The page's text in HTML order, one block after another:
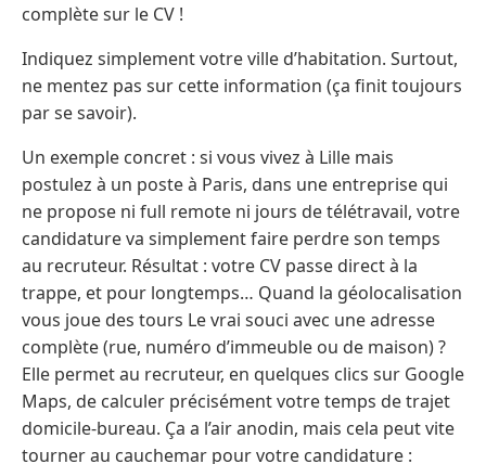
complète sur le CV !
Indiquez simplement votre ville d’habitation. Surtout,
ne mentez pas sur cette information (ça finit toujours
par se savoir).
Un exemple concret : si vous vivez à Lille mais
postulez à un poste à Paris, dans une entreprise qui
ne propose ni full remote ni jours de télétravail, votre
candidature va simplement faire perdre son temps
au recruteur. Résultat : votre CV passe direct à la
trappe, et pour longtemps… Quand la géolocalisation
vous joue des tours Le vrai souci avec une adresse
complète (rue, numéro d’immeuble ou de maison) ?
Elle permet au recruteur, en quelques clics sur Google
Maps, de calculer précisément votre temps de trajet
domicile-bureau. Ça a l’air anodin, mais cela peut vite
tourner au cauchemar pour votre candidature :